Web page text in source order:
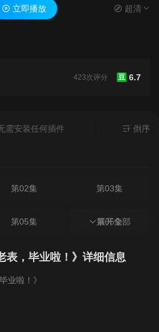
立即播放 超清
豆 6.7
423次评分
安装任何插件 倒序
第02集 第03集
第05集 第06集
第08集 第09集
展开全部
表，毕业啦！》详细信息
业啦！》